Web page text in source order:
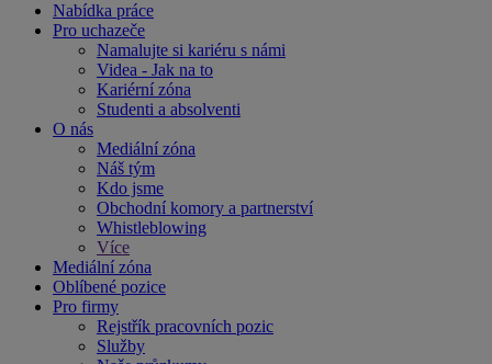
Nabídka práce
Pro uchazeče
Namalujte si kariéru s námi
Videa - Jak na to
Kariérní zóna
Studenti a absolventi
O nás
Mediální zóna
Náš tým
Kdo jsme
Obchodní komory a partnerství
Whistleblowing
Více
Mediální zóna
Oblíbené pozice
Pro firmy
Rejstřík pracovních pozic
Služby